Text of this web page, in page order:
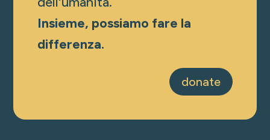
Insieme, possiamo fare la
differenza.
donate